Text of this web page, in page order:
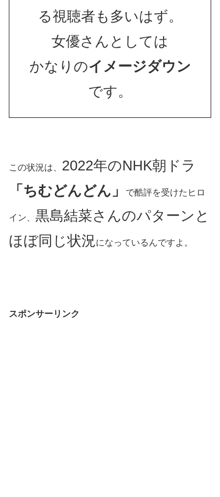
る視聴者も多いはず。
女優さんとしては
かなりのイメージダウン
です。
この状況は、 2022年のNHK朝ドラ
「ちむどんどん」
で酷評を受けたヒロ
イン、 黒島結菜さんのパターンと
ほぼ同じ状況になっているんですよ。
スポンサーリンク